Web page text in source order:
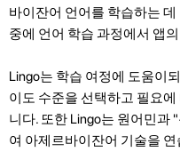
바이잔어 언어를 학습하는
중에 언어 학습 과정에서 앱
Lingo는 학습 여정에 도움이
이도 수준을 선택하고 필요
니다. 또한 Lingo는 원어민과
여 아제르바이잔어 기술을